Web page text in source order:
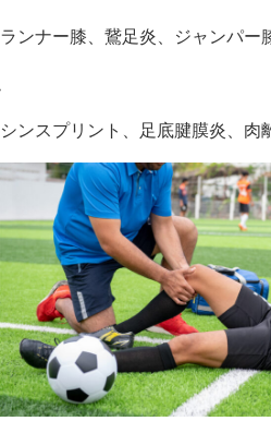
ランナー膝、鵞足炎、ジャンパー
シンスプリント、足底腱膜炎、肉